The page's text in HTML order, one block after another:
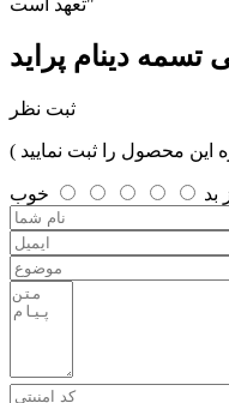
تعهد است"
ثبت نظر
بد خوب